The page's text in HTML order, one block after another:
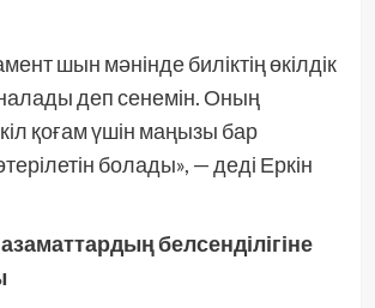
шын мәнінде биліктің өкілдік
деп сенемін. Оның
қоғам үшін маңызы бар
болады», — деді Еркін
белсенділігіне